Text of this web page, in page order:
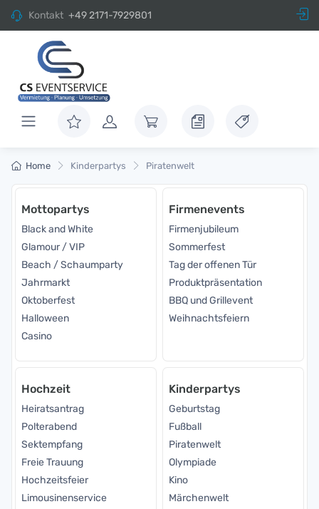
Kontakt +49 2171-7929801
Home Kinderpartys Piratenwelt
Mottopartys
Black and White
Glamour / VIP
Beach / Schaumparty
Jahrmarkt
Oktoberfest
Halloween
Casino
Firmenevents
Firmenjubileum
Sommerfest
Tag der offenen Tür
Produktpräsentation
BBQ und Grillevent
Weihnachtsfeiern
Hochzeit
Heiratsantrag
Polterabend
Sektempfang
Freie Trauung
Hochzeitsfeier
Limousinenservice
Kinderpartys
Geburtstag
Fußball
Piratenwelt
Olympiade
Kino
Märchenwelt